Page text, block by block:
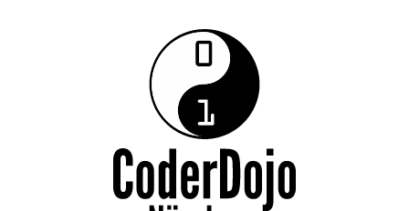
CoderDojo
Nürnberg
Das
CoderDojo
Nürnberg
ein
Club
für
Kinder